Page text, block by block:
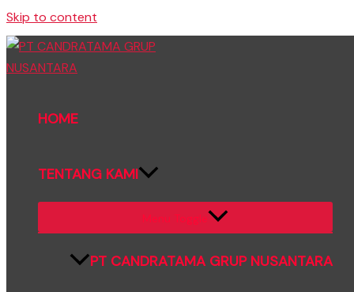
Skip to content
HOME
TENTANG KAMI
Menu Toggle
PT CANDRATAMA GRUP NUSANTARA